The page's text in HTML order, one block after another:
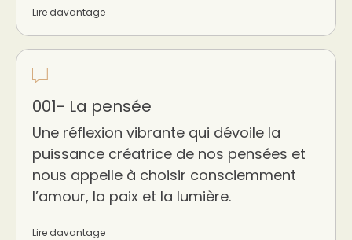
Lire davantage
001- La pensée
Une réflexion vibrante qui dévoile la
puissance créatrice de nos pensées et
nous appelle à choisir consciemment
l’amour, la paix et la lumière.
Lire davantage